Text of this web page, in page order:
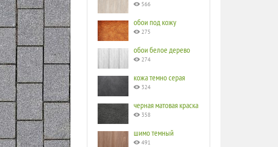
566
обои под кожу
275
обои белое дерево
274
кожа темно серая
324
черная матовая краска
358
шимо темный
491